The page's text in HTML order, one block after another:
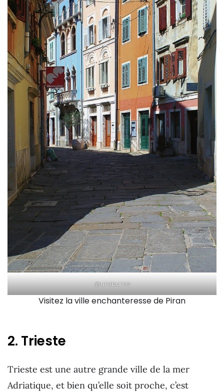
@uroburos
Visitez la ville enchanteresse de Piran
2. Trieste
Trieste est une autre grande ville de la mer
Adriatique, et bien qu’elle soit proche, c’est